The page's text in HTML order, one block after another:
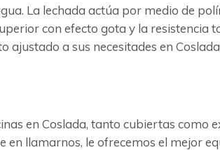
La lechada actúa por medio de
con efecto gota y la resistencia
ajustado a sus necesitades en
en Coslada, tanto cubiertas como
en llamarnos, le ofrecemos el mejor